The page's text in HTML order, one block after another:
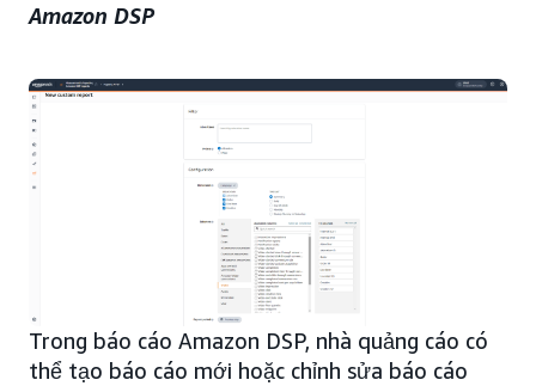
Amazon DSP
Trong báo cáo Amazon DSP, nhà quảng cáo có
thể tạo báo cáo mới hoặc chỉnh sửa báo cáo